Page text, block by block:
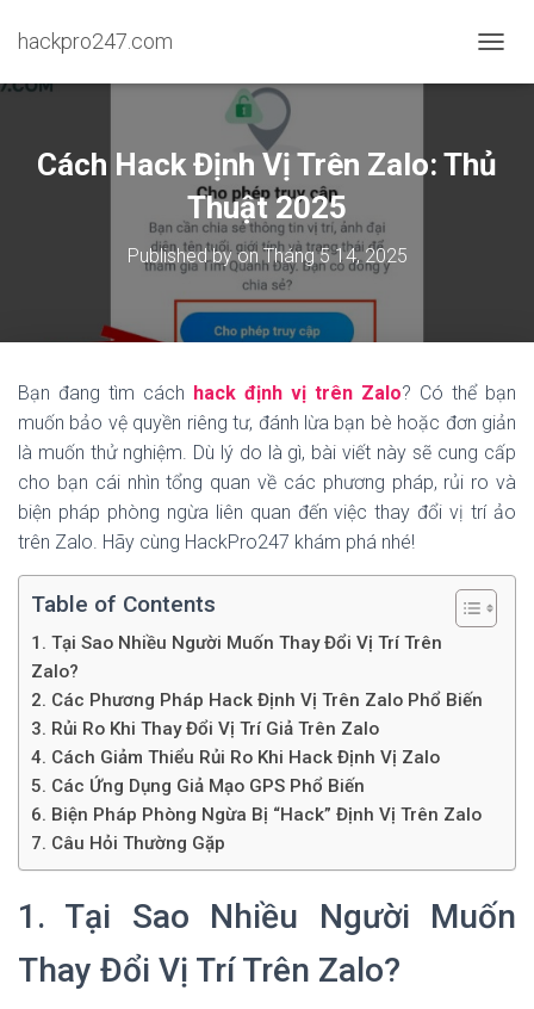
hackpro247.com
O
L
E
N
Cách Hack Định Vị Trên Zalo: Thủ
Thuật 2025
Published byonTháng 5 14, 2025
Bạn đang tìm cách hack định vị trên Zalo? Có thể bạn
muốn bảo vệ quyền riêng tư, đánh lừa bạn bè hoặc đơn giản
là muốn thử nghiệm. Dù lý do là gì, bài viết này sẽ cung cấp
cho bạn cái nhìn tổng quan về các phương pháp, rủi ro và
biện pháp phòng ngừa liên quan đến việc thay đổi vị trí ảo
trên Zalo. Hãy cùng HackPro247 khám phá nhé!
Table of Contents
1. Tại Sao Nhiều Người Muốn Thay Đổi Vị Trí Trên
Zalo?
2. Các Phương Pháp Hack Định Vị Trên Zalo Phổ Biến
3. Rủi Ro Khi Thay Đổi Vị Trí Giả Trên Zalo
4. Cách Giảm Thiểu Rủi Ro Khi Hack Định Vị Zalo
5. Các Ứng Dụng Giả Mạo GPS Phổ Biến
6. Biện Pháp Phòng Ngừa Bị “Hack” Định Vị Trên Zalo
7. Câu Hỏi Thường Gặp
1. Tại Sao Nhiều Người Muốn
Thay Đổi Vị Trí Trên Zalo?